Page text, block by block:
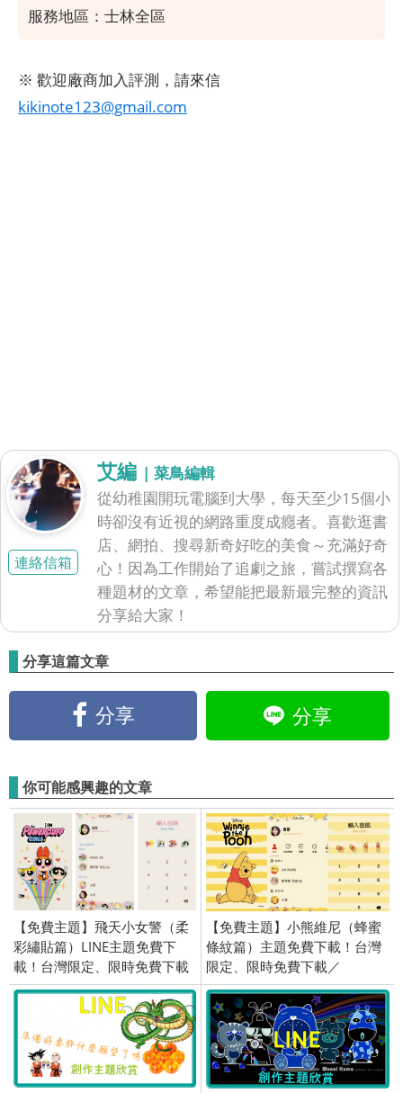
服務地區：士林全區
※ 歡迎廠商加入評測，請來信
kikinote123@gmail.com
連絡信箱
艾編 | 菜鳥編輯
從幼稚園開玩電腦到大學，每天至少15個小
時卻沒有近視的網路重度成癮者。喜歡逛書
店、網拍、搜尋新奇好吃的美食～充滿好奇
心！因為工作開始了追劇之旅，嘗試撰寫各
種題材的文章，希望能把最新最完整的資訊
分享給大家！
分享這篇文章
分享 分享
你可能感興趣的文章
【免費主題】飛天小女警（柔
彩繡貼篇）LINE主題免費下
載！台灣限定、限時免費下載
／2019/08/22
【免費主題】小熊維尼（蜂蜜
條紋篇）主題免費下載！台灣
限定、限時免費下載／
2020/10/22